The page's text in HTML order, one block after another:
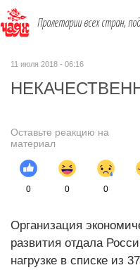
Пролетарии всех стран,
11 июля 2018 - 06:16
Оставьте реакцию на
материал
0 0 0
Организация
развития отдала
нагрузке в списке из